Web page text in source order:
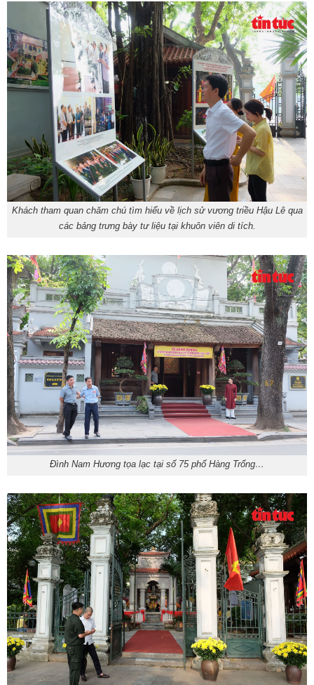
Khách tham quan chăm chú tìm hiểu về lịch sử vương triều Hậu Lê qua
các bảng trưng bày tư liệu tại khuôn viên di tích.
Đình Nam Hương tọa lạc tại số 75 phố Hàng Trống…